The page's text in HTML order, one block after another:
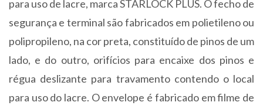
para uso de lacre, marca STARLOCK PLUS. O fecho de
segurança e terminal são fabricados em polietileno ou
polipropileno, na cor preta, constituído de pinos de um
lado, e do outro, orifícios para encaixe dos pinos e
régua deslizante para travamento contendo o local
para uso do lacre. O envelope é fabricado em filme de